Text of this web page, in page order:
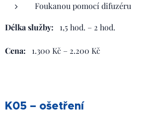
Foukanou pomocí difuzéru
Délka služby: 1,5 hod. – 2 hod.
Cena: 1.300 Kč – 2.200 Kč
K05 – ošetření